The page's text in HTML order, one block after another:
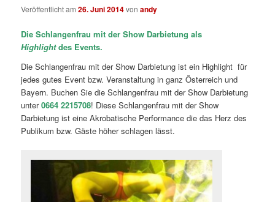
Veröffentlicht am26. Juni 2014vonandy
Die Schlangenfrau mit der Show Darbietung als
Highlightdes Events.
Die Schlangenfrau mit der Show Darbietung ist ein Highlight für
jedes gutes Event bzw. Veranstaltung in ganz Österreich und
Bayern. Buchen Sie die Schlangenfrau mit der Show Darbietung
unter0664 2215708! Diese Schlangenfrau mit der Show
Darbietung ist eine Akrobatische Performance die das Herz des
Publikum bzw. Gäste höher schlagen lässt.